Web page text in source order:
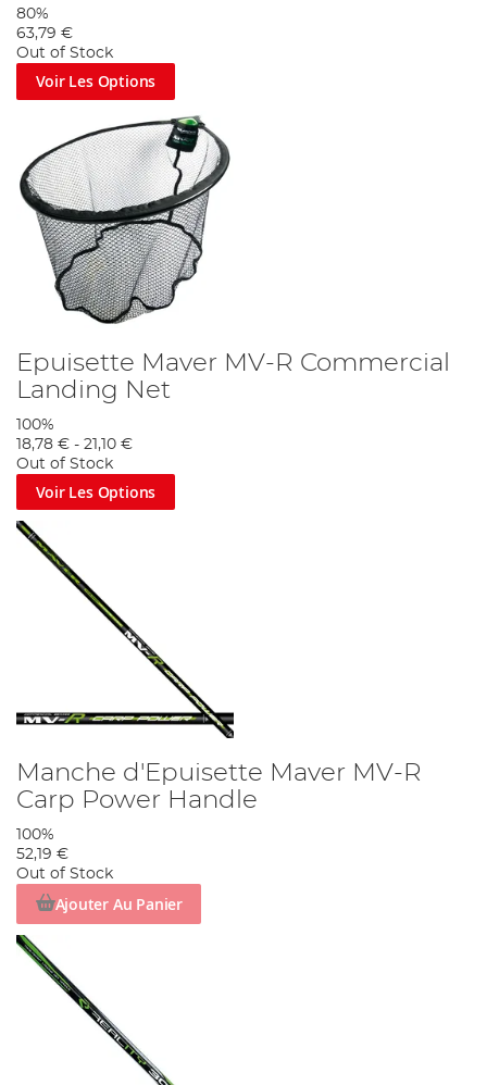
80%
63,79 €
Out of Stock
Voir Les Options
Epuisette Maver MV-R Commercial
Landing Net
100%
18,78 € - 21,10 €
Out of Stock
Voir Les Options
Manche d'Epuisette Maver MV-R
Carp Power Handle
100%
52,19 €
Out of Stock
Ajouter Au Panier